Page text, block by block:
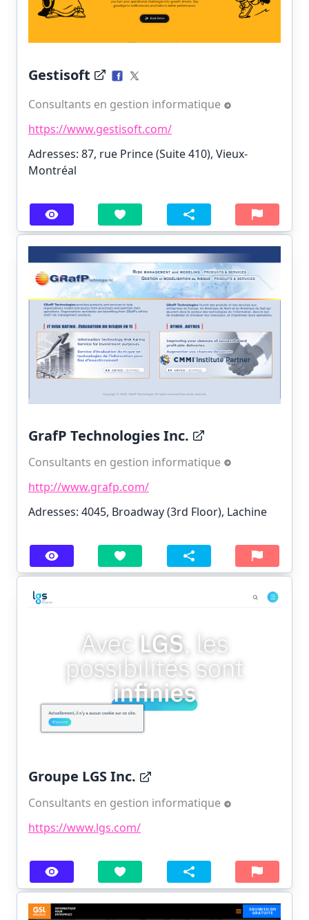
Gestisoft
Consultants en gestion informatique
https://www.gestisoft.com/
Adresses: 87, rue Prince (Suite 410), Vieux-
Montréal
GrafP Technologies Inc.
Consultants en gestion informatique
http://www.grafp.com/
Adresses: 4045, Broadway (3rd Floor), Lachine
Groupe LGS Inc.
Consultants en gestion informatique
https://www.lgs.com/